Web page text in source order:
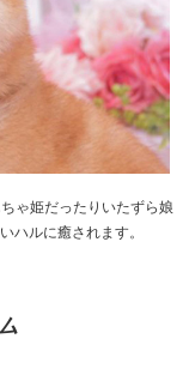
ゃ姫だったりいたずら娘
ハルに癒されます。